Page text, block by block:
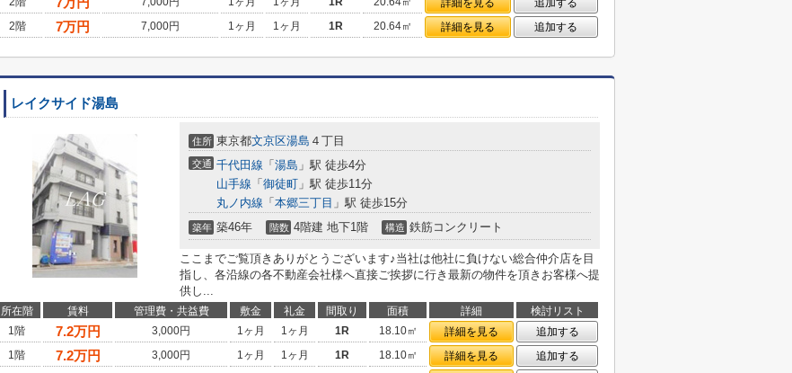
詳細を見る
追加する
2階
7万円 7,000円 1ヶ月 1ヶ月 1R 20.64㎡ 詳細を見る 追加する
レイクサイド湯島
住所 東京都文京区湯島 ４丁目
交通 千代田線 「 湯島 」駅 徒歩4分
山手線 「 御徒町 」駅 徒歩11分
丸ノ内線 「 本郷三丁目 」駅 徒歩15分
築年 築46年 階数 4階建 地下1階 構造 鉄筋コンクリート
ここまでご覧頂きありがとうございます♪当社は他社に負けない総合仲介店を目
指し、各沿線の各不動産会社様へ直接ご挨拶に行き最新の物件を頂きお客様へ提
供し...
所在階 賃料 管理費・共益費 敷金 礼金 間取り 面積 詳細
検討リスト
1階
7.2万円 3,000円 1ヶ月 1ヶ月 1R 18.10㎡ 詳細を見る
追加する
1階
7.2万円 3,000円 1ヶ月 1ヶ月 1R 18.10㎡ 詳細を見る 追加する